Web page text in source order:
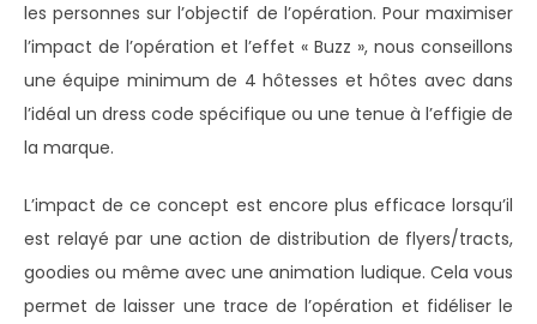
les personnes sur l’objectif de l’opération. Pour maximiser
l’impact de l’opération et l’effet « Buzz », nous conseillons
une équipe minimum de 4 hôtesses et hôtes avec dans
l’idéal un dress code spécifique ou une tenue à l’effigie de
la marque.
L’impact de ce concept est encore plus efficace lorsqu’il
est relayé par une action de distribution de flyers/tracts,
goodies ou même avec une animation ludique. Cela vous
permet de laisser une trace de l’opération et fidéliser le